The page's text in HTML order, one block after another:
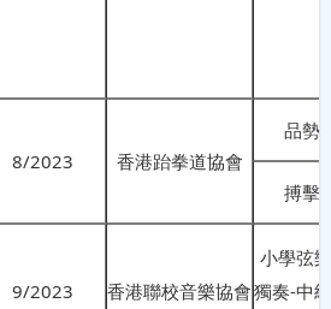
8/2023 香港跆拳道協會
品勢
搏擊
9/2023 香港聯校音樂協會
小學弦
獨奏-中